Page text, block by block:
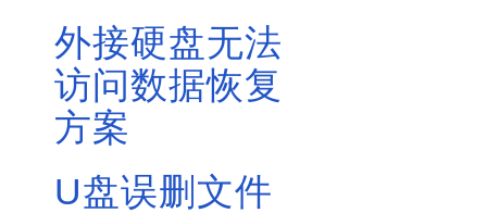
外接硬盘无法
访问数据恢复
方案
U盘误删文件